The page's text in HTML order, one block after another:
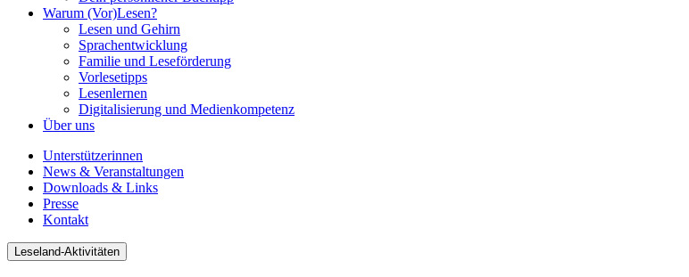
Warum (Vor)Lesen?
Lesen und Gehirn
Sprachentwicklung
Familie und Leseförderung
Vorlesetipps
Lesenlernen
Digitalisierung und Medienkompetenz
Über uns
Unterstützerinnen
News & Veranstaltungen
Downloads & Links
Presse
Kontakt
Leseland-Aktivitäten